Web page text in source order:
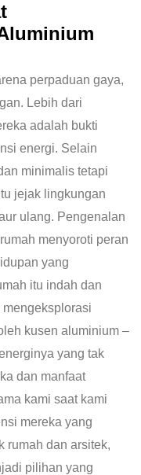
perpaduan gaya,
Lebih dari
adalah bukti
energi. Selain
minimalis tetapi
jejak lingkungan
ulang. Pengenalan
menyoroti peran
yang
itu indah dan
kusen aluminium –
yang tak
dan manfaat
kami saat kami
mereka yang
rumah dan arsitek,
pilihan yang